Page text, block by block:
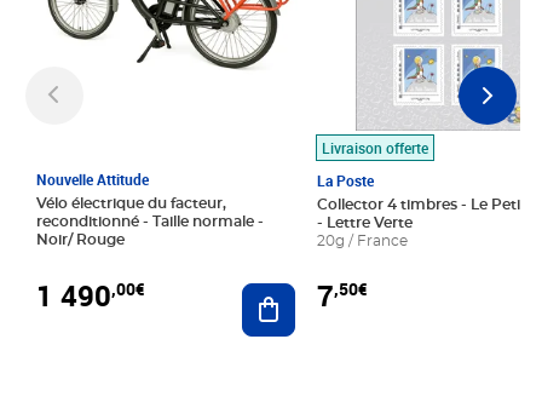
Nouvelle Attitude
Vélo électrique du facteur,
reconditionné - Taille normale -
Noir/ Rouge
1 490,00€ Ajouter au panier
Livraison offerte
La Poste
Collector 4 timbres - Le Petit
- Lettre Verte
20g / France
7,50€